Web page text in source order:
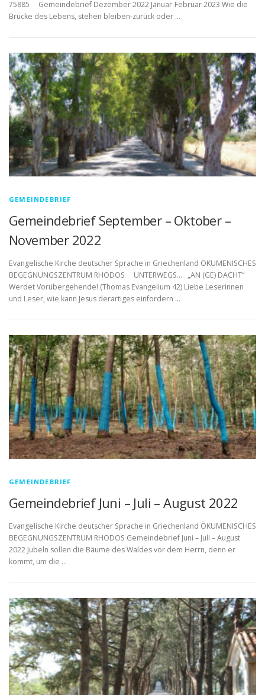
75885 Gemeindebrief Dezember 2022 Januar-Februar 2023 Wie die
Brücke des Lebens, stehen bleiben-zurück oder …
GEMEINDEBRIEF
Gemeindebrief September – Oktober –
November 2022
Evangelische Kirche deutscher Sprache in Griechenland ÖKUMENISCHES
BEGEGNUNGSZENTRUM RHODOS UNTERWEGS… „AN (GE) DACHT“
Werdet Vorübergehende! (Thomas Evangelium 42) Liebe Leserinnen
und Leser, wie kann Jesus derartiges einfordern …
GEMEINDEBRIEF
Gemeindebrief Juni – Juli – August 2022
Evangelische Kirche deutscher Sprache in Griechenland ÖKUMENISCHES
BEGEGNUNGSZENTRUM RHODOS Gemeindebrief Juni – Juli – August
2022 Jubeln sollen die Bäume des Waldes vor dem Herrn, denn er
kommt, um die …